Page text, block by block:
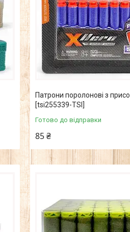
Патрони поролонові з
[tsi255339-TSI]
Готово до відправки
85 ₴